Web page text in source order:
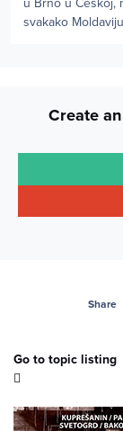
svakako
Create
Share
Go to topic listing